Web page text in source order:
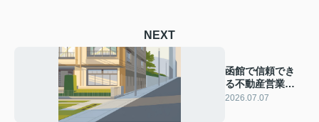
NEXT
函館で信頼でき
る不動産営業
は？初心者向け
2026.07.07